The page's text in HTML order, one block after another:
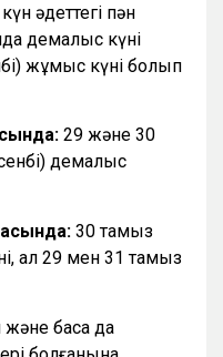
әдеттегі пән
демалыс күні
жұмыс күні болып
29 және 30
демалыс
30 тамыз
ал 29 мен 31 тамыз
басқа да